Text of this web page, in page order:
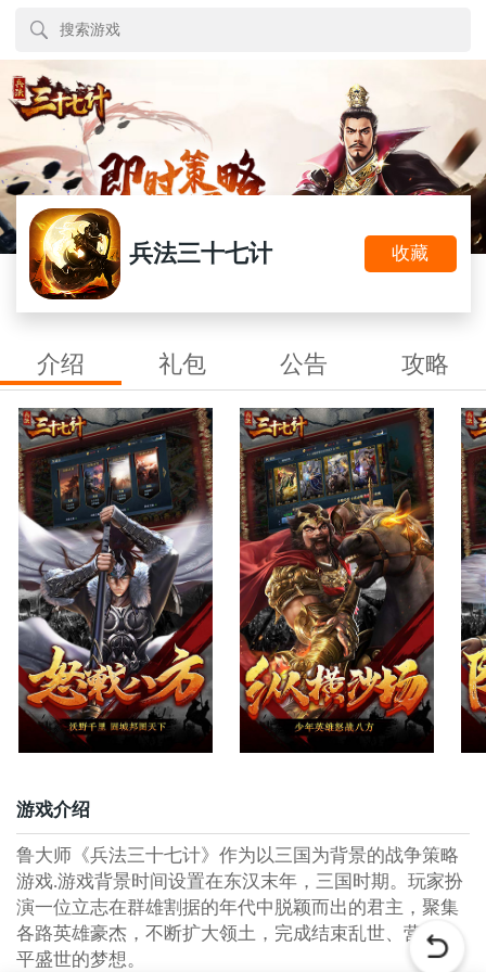
兵法三十七计 收藏
介绍 礼包 公告 攻略
游戏介绍
鲁大师《兵法三十七计》作为以三国为背景的战争策略
游戏.游戏背景时间设置在东汉末年，三国时期。玩家扮
演一位立志在群雄割据的年代中脱颖而出的君主，聚集
各路英雄豪杰，不断扩大领土，完成结束乱世、营造太
平盛世的梦想。